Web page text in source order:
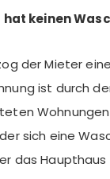
hat keinen
der Mieter
ist durch
sich eine
das